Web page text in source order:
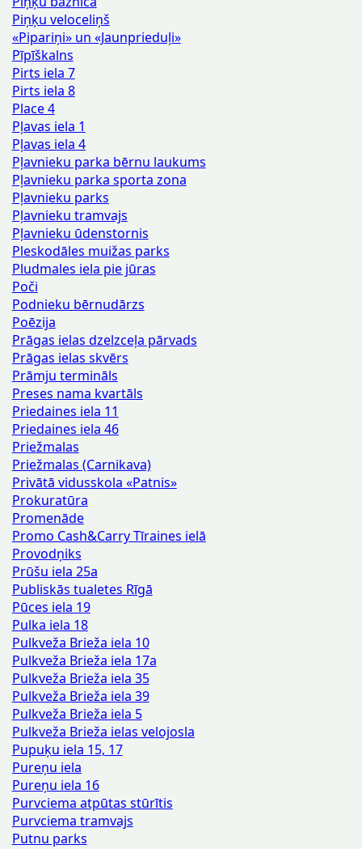
Piņķu veloceliņš
«Pipariņi» un «Jaunprieduļi»
Pīpīškalns
Pirts iela 7
Pirts iela 8
Place 4
Pļavas iela 1
Pļavas iela 4
Pļavnieku parka bērnu laukums
Pļavnieku parka sporta zona
Pļavnieku parks
Pļavnieku tramvajs
Pļavnieku ūdenstornis
Pleskodāles muižas parks
Pludmales iela pie jūras
Poči
Podnieku bērnudārzs
Poēzija
Prāgas ielas dzelzceļa pārvads
Prāgas ielas skvērs
Prāmju termināls
Preses nama kvartāls
Priedaines iela 11
Priedaines iela 46
Priežmalas
Priežmalas (Carnikava)
Privātā vidusskola «Patnis»
Prokuratūra
Promenāde
Promo Cash&Carry Tīraines ielā
Provodņiks
Prūšu iela 25a
Publiskās tualetes Rīgā
Pūces iela 19
Pulka iela 18
Pulkveža Brieža iela 10
Pulkveža Brieža iela 17a
Pulkveža Brieža iela 35
Pulkveža Brieža iela 39
Pulkveža Brieža iela 5
Pulkveža Brieža ielas velojosla
Pupuķu iela 15, 17
Pureņu iela
Pureņu iela 16
Purvciema atpūtas stūrītis
Purvciema tramvajs
Putnu parks